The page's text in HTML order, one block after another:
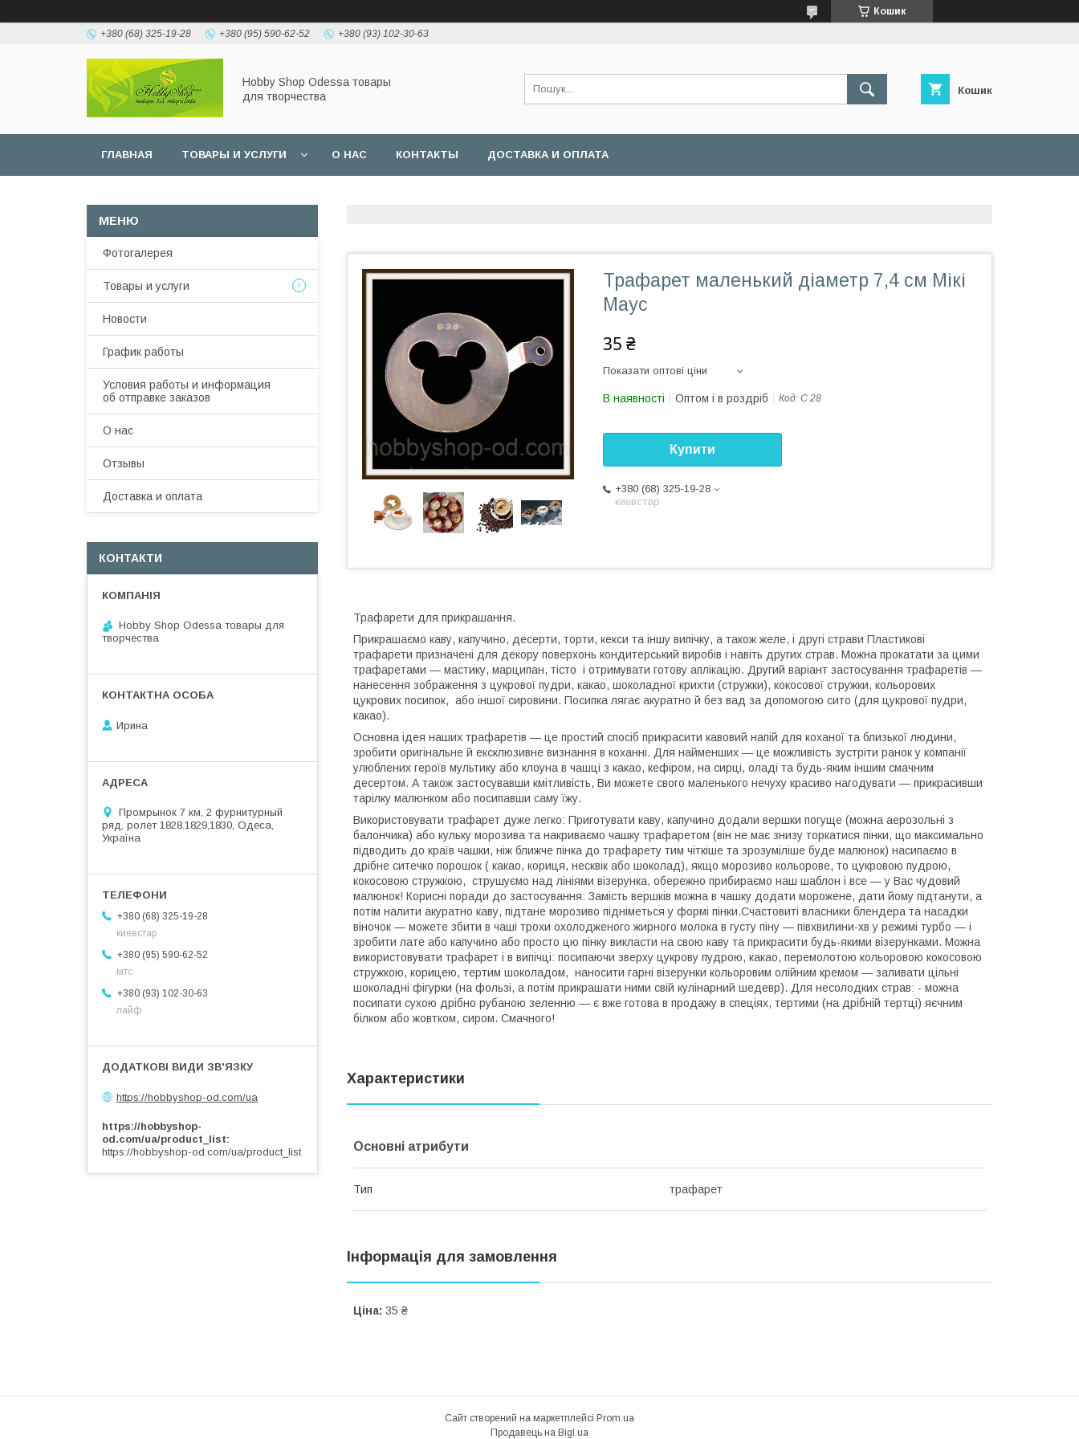
Кошик
+380 (68) 325-19-28 +380 (95) 590-62-52 +380 (93) 102-30-63
Hobbу Shop Odessa товары
для творчества
Кошик
ГЛАВНАЯ ТОВАРЫ И УСЛУГИ О НАС КОНТАКТЫ ДОСТАВКА И ОПЛАТА
Трафарет маленький діаметр 7,4 см Мікі
Маус
35 ₴
Показати оптові ціни
В наявності Оптом і в роздріб Код: С 28
Купити
+380 (68) 325-19-28
киевстар
Трафарети для прикрашання.
Прикрашаємо каву, капучино, десерти, торти, кекси та іншу випічку, а також желе, і другі страви Пластикові
трафарети призначені для декору поверхонь кондитерський виробів і навіть других страв. Можна прокатати за цими
трафаретами — мастику, марципан, тісто і отримувати готову аплікацію. Другий варіант застосування трафаретів —
нанесення зображення з цукрової пудри, какао, шоколадної крихти (стружки), кокосової стружки, кольорових
цукрових посипок, або іншої сировини. Посипка лягає акуратно й без вад за допомогою сито (для цукрової пудри,
какао).
Основна ідея наших трафаретів — це простий спосіб прикрасити кавовий напій для коханої та близької людини,
зробити оригінальне й ексклюзивне визнання в коханні. Для найменших — це можливість зустріти ранок у компанії
улюблених героїв мультику або клоуна в чашці з какао, кефіром, на сирці, оладі та будь-яким іншим смачним
десертом. А також застосувавши кмітливість, Ви можете свого маленького нечуху красиво нагодувати — прикрасивши
тарілку малюнком або посипавши саму їжу.
Використовувати трафарет дуже легко: Приготувати каву, капучино додали вершки погуще (можна аерозольні з
балончика) або кульку морозива та накриваємо чашку трафаретом (він не має знизу торкатися пінки, що максимально
підводить до країв чашки, ніж ближче пінка до трафарету тим чіткіше та зрозуміліше буде малюнок) насипаємо в
дрібне ситечко порошок ( какао, кориця, несквік або шоколад), якщо морозиво кольорове, то цукровою пудрою,
кокосовою стружкою, струшуємо над лініями візерунка, обережно прибираємо наш шаблон і все — у Вас чудовий
малюнок! Корисні поради до застосування: Замість вершків можна в чашку додати морожене, дати йому підтанути, а
потім налити акуратно каву, підтане морозиво підніметься у формі пінки.Счастовиті власники блендера та насадки
віночок — можете збити в чаші трохи охолодженого жирного молока в густу піну — півхвилини-хв у режимі турбо — і
зробити лате або капучино або просто цю пінку викласти на свою каву та прикрасити будь-якими візерунками. Можна
використовувати трафарет і в випічці: посипаючи зверху цукрову пудрою, какао, перемолотою кольоровою кокосовою
стружкою, корицею, тертим шоколадом, наносити гарні візерунки кольоровим олійним кремом — заливати цільні
шоколадні фігурки (на фользі, а потім прикрашати ними свій кулінарний шедевр). Для несолодких страв: - можна
посипати сухою дрібно рубаною зеленню — є вже готова в продажу в спеціях, тертими (на дрібній тертці) яєчним
білком або жовтком, сиром. Смачного!
Характеристики
Основні атрибути
Тип трафарет
Інформація для замовлення
Ціна: 35 ₴
Фотогалерея
Товары и услуги
Новости
График работы
Условия работы и информация
об отправке заказов
О нас
Отзывы
Доставка и оплата
КОНТАКТИ
Hobby Shop Odessa товары для
творчества
Ирина
Промрынок 7 км, 2 фурнитурный
ряд, ролет 1828.1829,1830, Одеса,
Україна
+380 (68) 325-19-28
киевстар
+380 (95) 590-62-52
мтс
+380 (93) 102-30-63
лайф
https://hobbyshop-od.com/ua
https://hobbyshop-
od.com/ua/product_list
https://hobbyshop-od.com/ua/product_list
Сайт створений на маркетплейсі Prom.ua
Продавець на Bigl.ua